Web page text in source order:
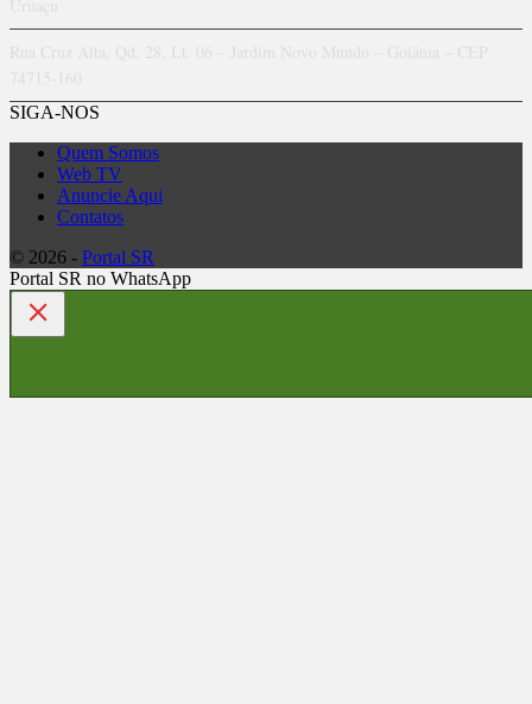
SIGA-NOS
Quem Somos
Web TV
Anuncie Aqui
Contatos
© 2026 - Portal SR
Portal SR no WhatsApp